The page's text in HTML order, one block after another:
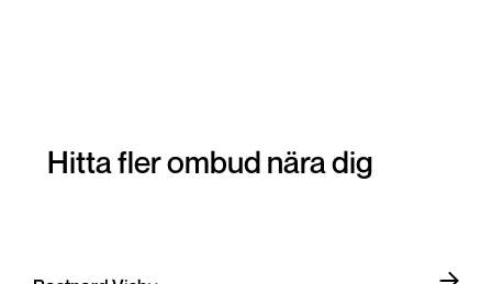
Hitta fler ombud nära dig